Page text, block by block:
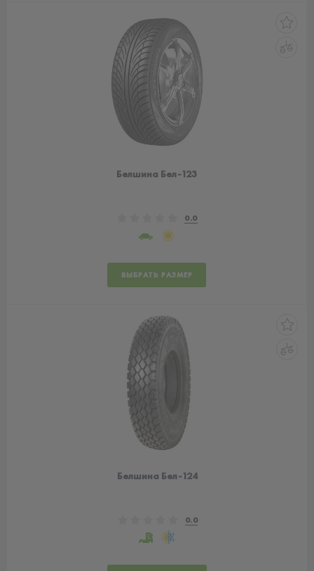
Белшина Бел-123
0.0
ВЫБРАТЬ РАЗМЕР
Белшина Бел-124
0.0